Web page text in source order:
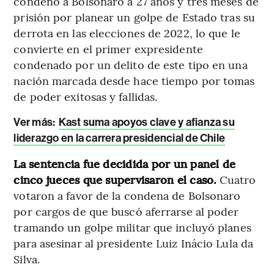
prisión por planear un golpe de Estado tras su
derrota en las elecciones de 2022, lo que le
convierte en el primer expresidente
condenado por un delito de este tipo en una
nación marcada desde hace tiempo por tomas
de poder exitosas y fallidas.
Ver más: Kast suma apoyos clave y afianza su
liderazgo en la carrera presidencial de Chile
La sentencia fue decidida por un panel de
cinco jueces que supervisaron el caso. Cuatro
votaron a favor de la condena de Bolsonaro
por cargos de que buscó aferrarse al poder
tramando un golpe militar que incluyó planes
para asesinar al presidente Luiz Inácio Lula da
Silva.